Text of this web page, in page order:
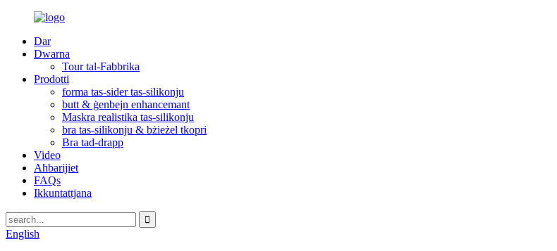
Dar
Dwarna
Tour tal-Fabbrika
Prodotti
forma tas-sider tas-silikonju
butt & ġenbejn enhancemant
Maskra realistika tas-silikonju
bra tas-silikonju & bżieżel tkopri
Bra tad-drapp
Video
Aħbarijiet
FAQs
Ikkuntattjana
English